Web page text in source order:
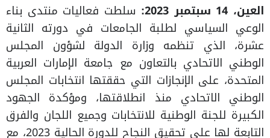
العين، 14 سبتمبر 2023:
سلطت فعاليات منتدى بناء
الوعي السياسي لطلبة الجامعات في دورته الثانية
عشرة، الذي تنظمه وزارة الدولة لشؤون المجلس
الوطني الاتحادي بالتعاون مع جامعة الإمارات العربية
المتحدة، على الإنجازات التي حققتها انتخابات المجلس
الوطني الاتحادي منذ انطلاقتها، ومؤكدة الجهود
الكبيرة للجنة الوطنية للانتخابات وجميع اللجان والفرق
التابعة لها على تحقيق النجاح للدورة الحالية 2023، مع